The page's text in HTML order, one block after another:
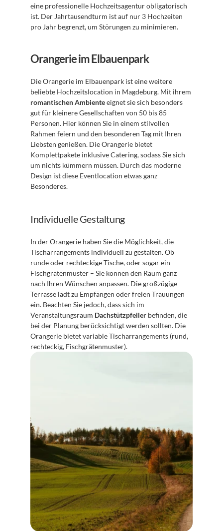
eine professionelle Hochzeitsagentur obligatorisch
ist. Der Jahrtausendturm ist auf nur 3 Hochzeiten
pro Jahr begrenzt, um Störungen zu minimieren.
Orangerie im Elbauenpark
Die Orangerie im Elbauenpark ist eine weitere
romantischen Ambiente eignet sie sich besonders
gut für kleinere Gesellschaften von 50 bis 85
Personen. Hier können Sie in einem stilvollen
Rahmen feiern und den besonderen Tag mit Ihren
Liebsten genießen. Die Orangerie bietet
Komplettpakete inklusive Catering, sodass Sie sich
um nichts kümmern müssen. Durch das moderne
Design ist diese Eventlocation etwas ganz
Besonderes.
Individuelle Gestaltung
In der Orangerie haben Sie die Möglichkeit, die
Tischarrangements individuell zu gestalten. Ob
runde oder rechteckige Tische, oder sogar ein
Fischgrätenmuster – Sie können den Raum ganz
nach Ihren Wünschen anpassen. Die großzügige
Terrasse lädt zu Empfängen oder freien Trauungen
ein. Beachten Sie jedoch, dass sich im
Veranstaltungsraum Dachstützpfeiler befinden, die
bei der Planung berücksichtigt werden sollten. Die
Orangerie bietet variable Tischarrangements (rund,
rechteckig, Fischgrätenmuster).